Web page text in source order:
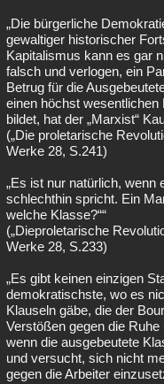
„Die bürgerliche
gewaltiger historischer
Kapitalismus kann es gar
falsch und verlogen, ein
Betrug für die
einen höchst
bildet, hat der „Marxist“
(„Die proletarische
Werke 28, S.241)
„Es ist nur natürlich, wenn
schlechthin spricht. Ein
welche Klasse?““
(„Dieproletarische
Werke 28, S.233)
„Es gibt keinen einzigen
demokratischste, wo es
Klauseln gäbe, die der
Verstößen gegen die Ruhe
wenn die ausgebeutete
und versucht, sich nicht
gegen die Arbeiter